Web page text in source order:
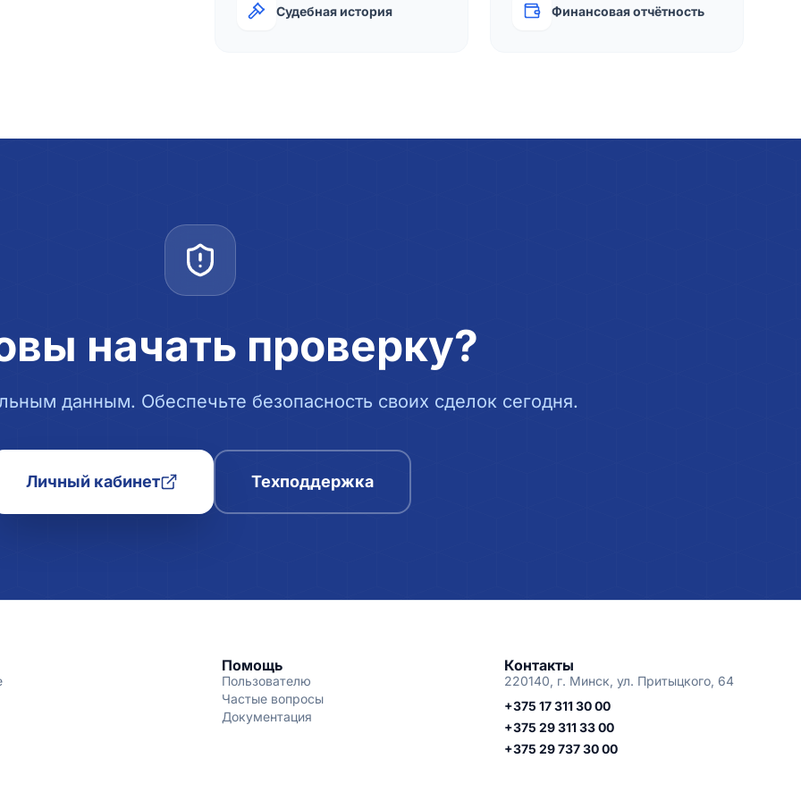
Судебная история Финансовая отчётность
начать проверку?
данным. Обеспечьте безопасность своих сделок сегодня.
Личный кабинет Техподдержка
Помощь
Пользователю
Частые вопросы
Документация
Контакты
220140, г. Минск, ул. Притыцкого, 64
+375 17 311 30 00
+375 29 311 33 00
+375 29 737 30 00